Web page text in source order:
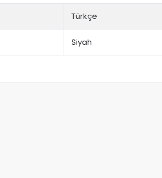
Türkçe
Siyah